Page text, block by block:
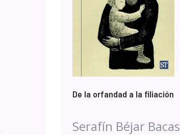
De la orfandad a la filiación
Serafín Béjar Bacas